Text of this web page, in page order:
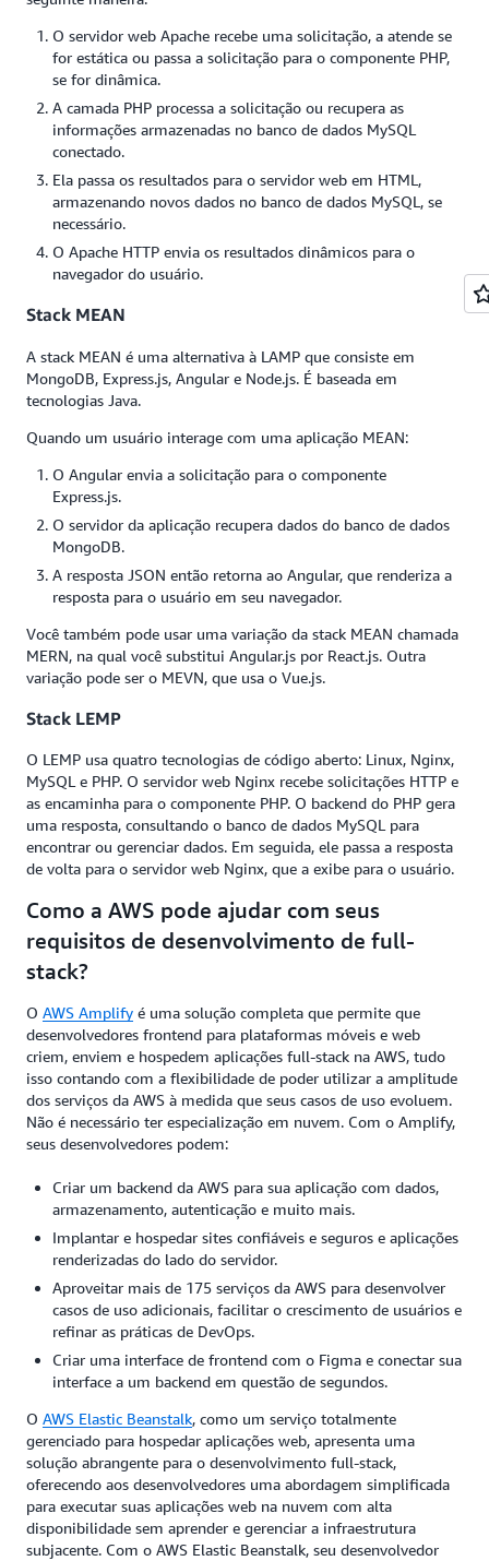
O servidor web Apache recebe uma solicitação, a atende se
for estática ou passa a solicitação para o componente PHP,
se for dinâmica.
A camada PHP processa a solicitação ou recupera as
informações armazenadas no banco de dados MySQL
conectado.
Ela passa os resultados para o servidor web em HTML,
armazenando novos dados no banco de dados MySQL, se
necessário.
O Apache HTTP envia os resultados dinâmicos para o
navegador do usuário.
Stack MEAN
A stack MEAN é uma alternativa à LAMP que consiste em
MongoDB, Express.js, Angular e Node.js. É baseada em
tecnologias Java.
Quando um usuário interage com uma aplicação MEAN:
O Angular envia a solicitação para o componente
Express.js.
O servidor da aplicação recupera dados do banco de dados
MongoDB.
A resposta JSON então retorna ao Angular, que renderiza a
resposta para o usuário em seu navegador.
Você também pode usar uma variação da stack MEAN chamada
MERN, na qual você substitui Angular.js por React.js. Outra
variação pode ser o MEVN, que usa o Vue.js.
Stack LEMP
O LEMP usa quatro tecnologias de código aberto: Linux, Nginx,
MySQL e PHP. O servidor web Nginx recebe solicitações HTTP e
as encaminha para o componente PHP. O backend do PHP gera
uma resposta, consultando o banco de dados MySQL para
encontrar ou gerenciar dados. Em seguida, ele passa a resposta
de volta para o servidor web Nginx, que a exibe para o usuário.
Como a AWS pode ajudar com seus
requisitos de desenvolvimento de full-
stack?
O AWS Amplify é uma solução completa que permite que
desenvolvedores frontend para plataformas móveis e web
criem, enviem e hospedem aplicações full-stack na AWS, tudo
isso contando com a flexibilidade de poder utilizar a amplitude
dos serviços da AWS à medida que seus casos de uso evoluem.
Não é necessário ter especialização em nuvem. Com o Amplify,
seus desenvolvedores podem:
Criar um backend da AWS para sua aplicação com dados,
armazenamento, autenticação e muito mais.
Implantar e hospedar sites confiáveis e seguros e aplicações
renderizadas do lado do servidor.
Aproveitar mais de 175 serviços da AWS para desenvolver
casos de uso adicionais, facilitar o crescimento de usuários e
refinar as práticas de DevOps.
Criar uma interface de frontend com o Figma e conectar sua
interface a um backend em questão de segundos.
O AWS Elastic Beanstalk, como um serviço totalmente
gerenciado para hospedar aplicações web, apresenta uma
solução abrangente para o desenvolvimento full-stack,
oferecendo aos desenvolvedores uma abordagem simplificada
para executar suas aplicações web na nuvem com alta
disponibilidade sem aprender e gerenciar a infraestrutura
subjacente. Com o AWS Elastic Beanstalk, seu desenvolvedor